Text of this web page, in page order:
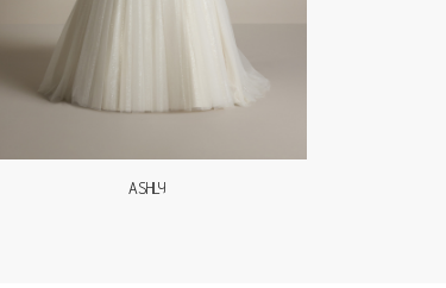
ASHLY